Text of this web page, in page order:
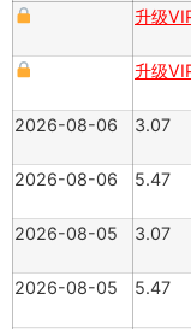
升级
升级
2026-08-06
3.07
2026-08-06
5.47
2026-08-05
3.07
2026-08-05
5.47